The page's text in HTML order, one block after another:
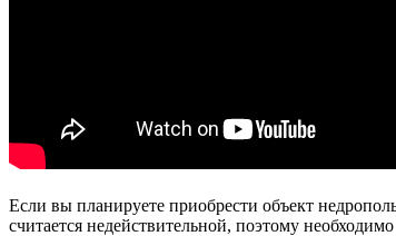
Если вы планируете приобрести объект
считается недействительной, поэтому